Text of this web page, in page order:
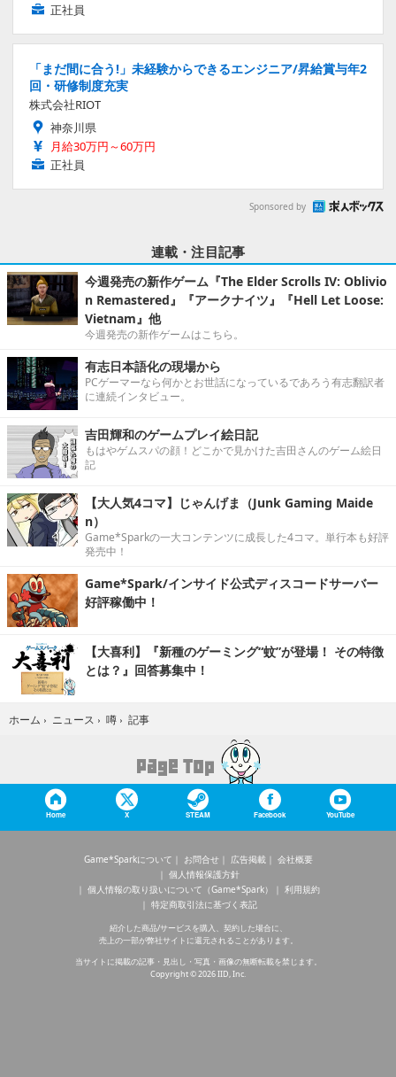
正社員
「まだ間に合う!」未経験からできるエンジニア/昇給賞与年2
回・研修制度充実
株式会社RIOT
神奈川県
月給30万円～60万円
正社員
Sponsored by
連載・注目記事
今週発売の新作ゲーム『The Elder Scrolls IV: Oblivio
n Remastered』『アークナイツ』『Hell Let Loose:
Vietnam』他
今週発売の新作ゲームはこちら。
有志日本語化の現場から
PCゲーマーなら何かとお世話になっているであろう有志翻訳者
に連続インタビュー。
吉田輝和のゲームプレイ絵日記
もはやゲムスパの顔！どこかで見かけた吉田さんのゲーム絵日
記
【大人気4コマ】じゃんげま（Junk Gaming Maide
n）
Game*Sparkの一大コンテンツに成長した4コマ。単行本も好評
発売中！
Game*Spark/インサイド公式ディスコードサーバー
好評稼働中！
【大喜利】『新種のゲーミング“蚊”が登場！ その特徴
とは？』回答募集中！
ホーム › ニュース › 噂 › 記事
Home X STEAM Facebook YouTube
Game*Sparkについて お問合せ 広告掲載
会社概要
個人情報保護方針
個人情報の取り扱いについて（Game*Spark）
利用規約
特定商取引法に基づく表記
紹介した商品/サービスを購入、契約した場合に、
売上の一部が弊社サイトに還元されることがあります。
当サイトに掲載の記事・見出し・写真・画像の無断転載を禁じます。
Copyright © 2026 IID, Inc.